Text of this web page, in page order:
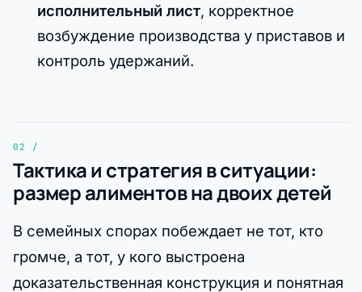
исполнительный лист, корректное
возбуждение производства у приставов и
контроль удержаний.
Тактика и стратегия в ситуации:
размер алиментов на двоих детей
В семейных спорах побеждает не тот, кто
громче, а тот, у кого выстроена
доказательственная конструкция и понятная